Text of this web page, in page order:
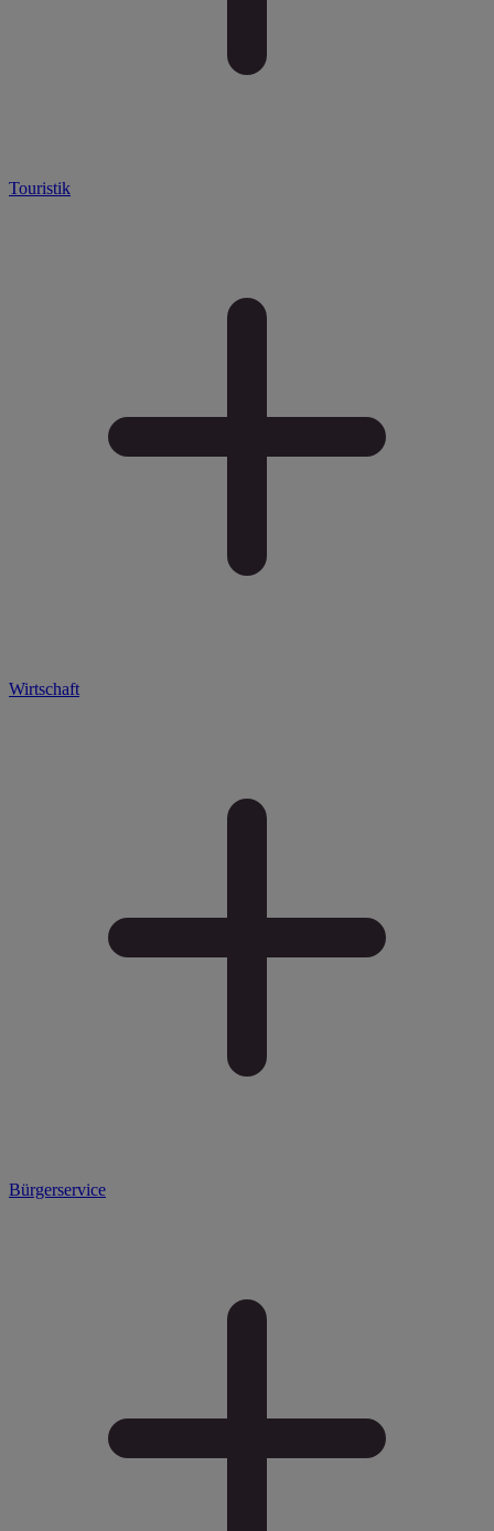
Touristik
Wirtschaft
Bürgerservice